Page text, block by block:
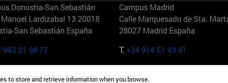
Donostia-San Sebastián
Manuel Lardizabal 13 20018
San Sebastián España
943 21 98 77
Campus Madrid
Calle Marquesado de Sta.
28027 Madrid España
T.+34 914 51 43 41
57th St 10019-2201 Nueva York Maria-Theresia-Straße 15
to store and retrieve information when you browse.